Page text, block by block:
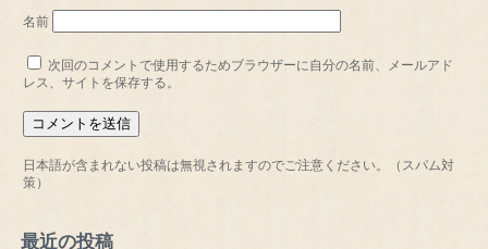
名前
次回のコメントで使用するためブラウザーに自分の名前、メールアド
レス、サイトを保存する。
日本語が含まれない投稿は無視されますのでご注意ください。（スパム対
策）
最近の投稿